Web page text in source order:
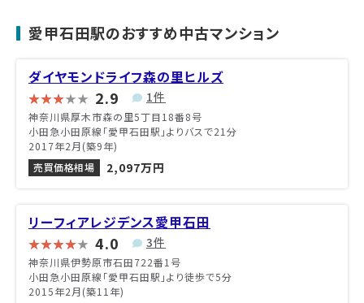
愛甲石田駅のおすすめ中古マンション
ダイヤモンドライフ森の里ヒルズ
2.9 1件
神奈川県厚木市森の里5丁目18番8号
小田急小田原線「愛甲石田駅」よりバスで21分
2017年2月(築9年)
売買価格相場
2,097万円
リーフィアレジデンス愛甲石田
4.0 3件
神奈川県伊勢原市石田722番1号
小田急小田原線「愛甲石田駅」より徒歩で5分
2015年2月(築11年)